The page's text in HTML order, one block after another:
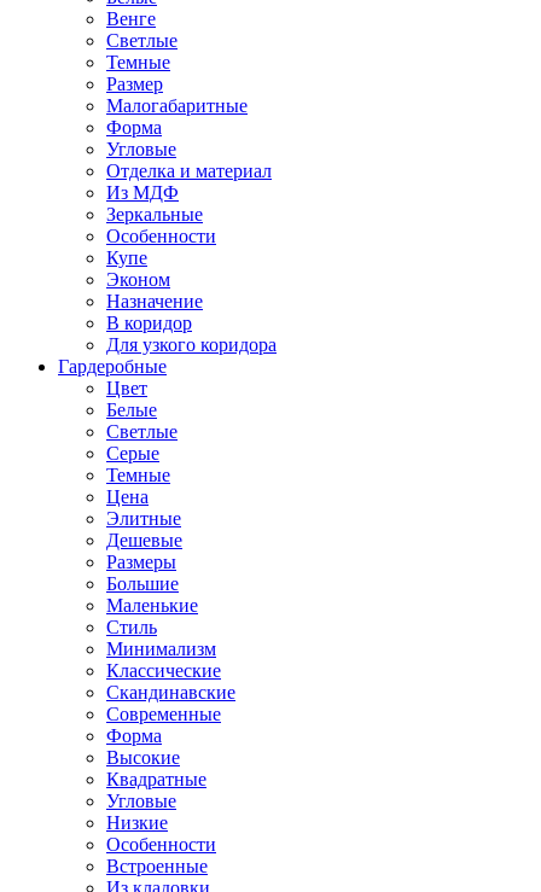
Венге
Светлые
Темные
Размер
Малогабаритные
Форма
Угловые
Отделка и материал
Из МДФ
Зеркальные
Особенности
Купе
Эконом
Назначение
В коридор
Для узкого коридора
Гардеробные
Цвет
Белые
Светлые
Серые
Темные
Цена
Элитные
Дешевые
Размеры
Большие
Маленькие
Стиль
Минимализм
Классические
Скандинавские
Современные
Форма
Высокие
Квадратные
Угловые
Низкие
Особенности
Встроенные
Из кладовки